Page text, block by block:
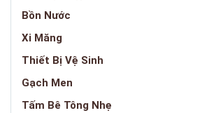
Bồn Nước
Xi Măng
Thiết Bị Vệ Sinh
Gạch Men
Tấm Bê Tông Nhẹ